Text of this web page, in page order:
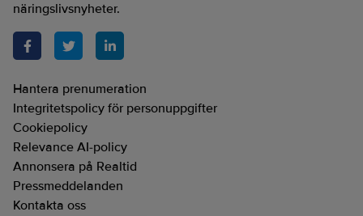
näringslivsnyheter.
Hantera prenumeration
Integritetspolicy för personuppgifter
Cookiepolicy
Relevance AI-policy
Annonsera på Realtid
Pressmeddelanden
Kontakta oss